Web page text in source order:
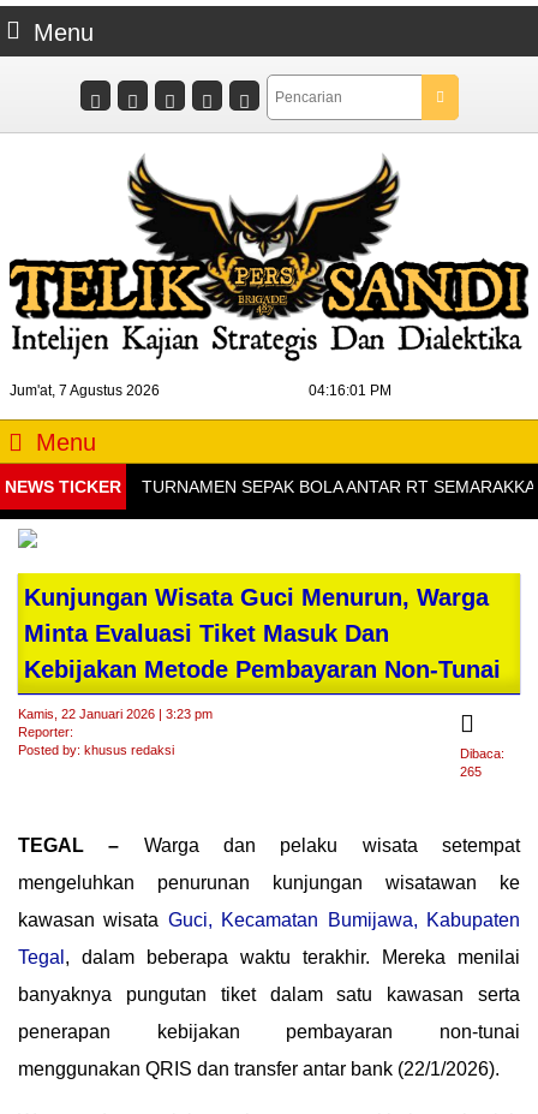
Menu
Jum'at, 7 Agustus 2026 04:16:02 PM
Menu
NEWS TICKERTURNAMEN SEPAK BOLA ANTAR RT SEMARAKKAN
Kunjungan Wisata Guci Menurun, Warga
Minta Evaluasi Tiket Masuk Dan
Kebijakan Metode Pembayaran Non-Tunai
Kamis, 22 Januari 2026 | 3:23 pm
Reporter:
Posted by: khusus redaksi
Dibaca:
265
TEGAL – Warga dan pelaku wisata setempat
mengeluhkan penurunan kunjungan wisatawan ke
kawasan wisata Guci, Kecamatan Bumijawa, Kabupaten
Tegal , dalam beberapa waktu terakhir. Mereka menilai
banyaknya pungutan tiket dalam satu kawasan serta
penerapan kebijakan pembayaran non-tunai
menggunakan QRIS dan transfer antar bank (22/1/2026).